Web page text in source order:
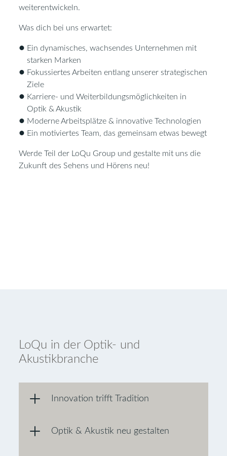
weiterentwickeln.
Was dich bei uns erwartet:
Ein dynamisches, wachsendes Unternehmen mit
starken Marken
Fokussiertes Arbeiten entlang unserer strategischen
Ziele
Karriere- und Weiterbildungsmöglichkeiten in
Optik & Akustik
Moderne Arbeitsplätze & innovative Technologien
Ein motiviertes Team, das gemeinsam etwas bewegt
Werde Teil der LoQu Group und gestalte mit uns die
Zukunft des Sehens und Hörens neu!
LoQu in der Optik- und
Akustikbranche
Innovation trifft Tradition
Optik & Akustik neu gestalten